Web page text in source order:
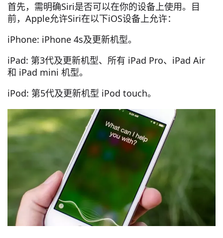
首先，需明确Siri是否可以在你的设备上使用。目
前，Apple允许Siri在以下iOS设备上允许：
iPhone: iPhone 4s及更新机型。
iPad: 第3代及更新机型、所有 iPad Pro、iPad Air
和 iPad mini 机型。
iPod: 第5代及更新机型 iPod touch。